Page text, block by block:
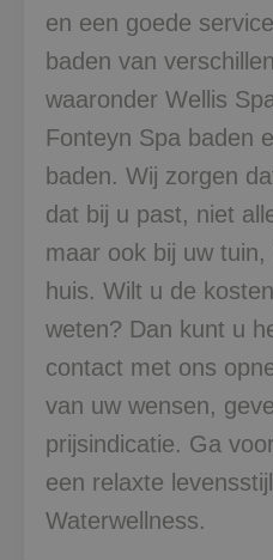
en een goede
baden van
waaronder Wellis
Fonteyn Spa baden
baden. Wij zorgen
dat bij u past, niet
maar ook bij uw
huis. Wilt u de
weten? Dan kunt u
contact met ons
van uw wensen,
prijsindicatie. Ga
een relaxte
Waterwellness.